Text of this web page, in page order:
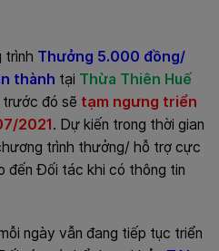
trình Thưởng 5.000 đồng/
thành tại Thừa Thiên Huế
đó sẽ tạm ngưng triển
2021. Dự kiến trong thời gian
trình thưởng/ hỗ trợ cực
đến Đối tác khi có thông tin
ngày vẫn đang tiếp tục triển